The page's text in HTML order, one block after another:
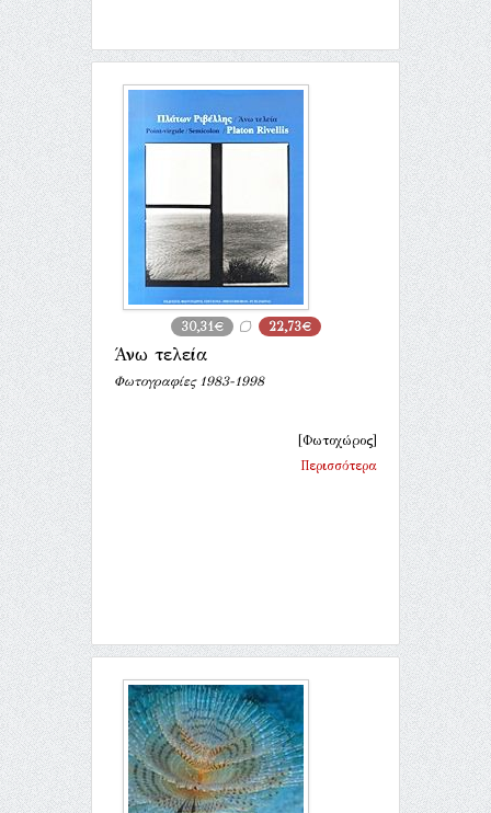
30,31€ 22,73€
Άνω τελεία
Φωτογραφίες 1983-1998
[Φωτοχώρος]
Περισσότερα